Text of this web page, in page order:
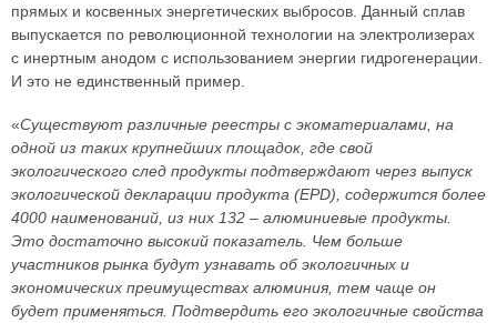
прямых и косвенных энергетических выбросов. Данный сплав
выпускается по революционной технологии на электролизерах
с инертным анодом с использованием энергии гидрогенерации.
И это не единственный пример.
«Существуют различные реестры с экоматериалами, на
одной из таких крупнейших площадок, где свой
экологического след продукты подтверждают через выпуск
экологической декларации продукта (EPD), содержится более
4000 наименований, из них 132 – алюминиевые продукты.
Это достаточно высокий показатель. Чем больше
участников рынка будут узнавать об экологичных и
экономических преимуществах алюминия, тем чаще он
будет применяться. Подтвердить его экологичные свойства